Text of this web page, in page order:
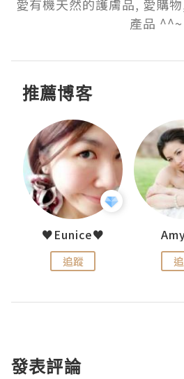
愛有機天然的護膚品, 愛購
產品 ^^~
推薦博客
♥Eunice♥
追蹤
發表評論